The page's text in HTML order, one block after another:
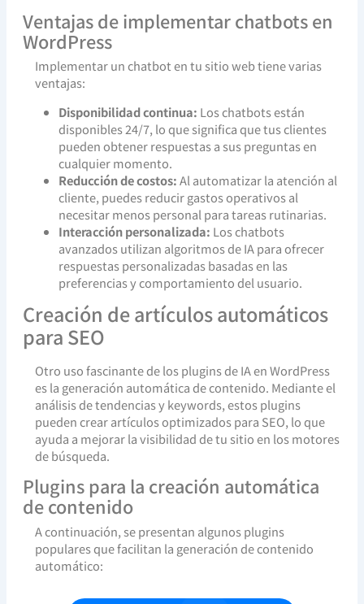
Ventajas de implementar chatbots en
WordPress
Implementar un chatbot en tu sitio web tiene varias
ventajas:
Disponibilidad continua: Los chatbots están
disponibles 24/7, lo que significa que tus clientes
pueden obtener respuestas a sus preguntas en
cualquier momento.
Reducción de costos:Al automatizar la atención al
cliente, puedes reducir gastos operativos al
necesitar menos personal para tareas rutinarias.
Interacción personalizada: Los chatbots
avanzados utilizan algoritmos de IA para ofrecer
respuestas personalizadas basadas en las
preferencias y comportamiento del usuario.
Creación de artículos automáticos
para SEO
Otro uso fascinante de los plugins de IA en WordPress
es la generación automática de contenido. Mediante el
análisis de tendencias y keywords, estos plugins
pueden crear artículos optimizados para SEO, lo que
ayuda a mejorar la visibilidad de tu sitio en los motores
de búsqueda.
Plugins para la creación automática
de contenido
A continuación, se presentan algunos plugins
populares que facilitan la generación de contenido
automático: